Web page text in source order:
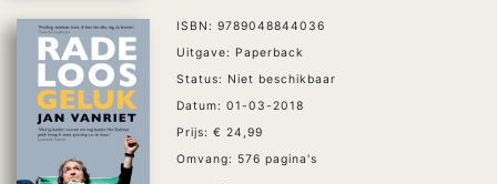
ISBN: 9789048844036
Uitgave: Paperback
Status: Niet beschikbaar
Datum: 01-03-2018
Prijs: € 24,99
Omvang: 576 pagina's